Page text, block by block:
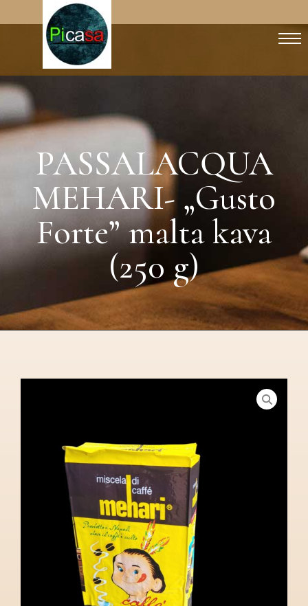
PASSALACQUA
MEHARI- „Gusto
Forte” malta kava
(250 g)